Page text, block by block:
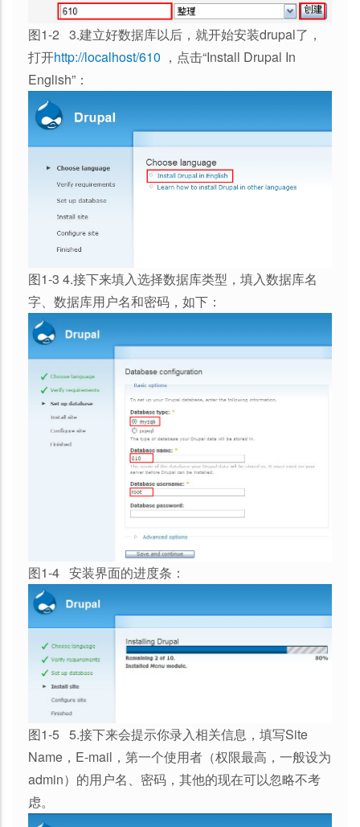
图1-2 3.建立好数据库以后，就开始安装drupal了，
打开http://localhost/610 ，点击“Install Drupal In
English”：
图1-3 4.接下来填入选择数据库类型，填入数据库名
字、数据库用户名和密码，如下：
图1-4 安装界面的进度条：
图1-5 5.接下来会提示你录入相关信息，填写Site
Name，E-mail，第一个使用者（权限最高，一般设为
admin）的用户名、密码，其他的现在可以忽略不考
虑。